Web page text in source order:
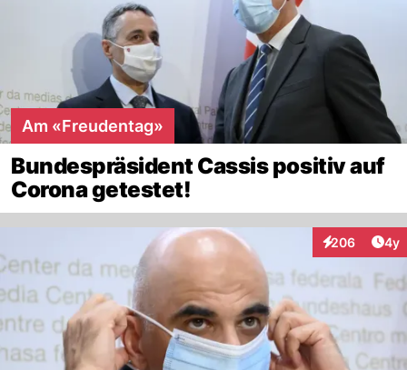
Am «Freudentag»
Bundespräsident Cassis positiv auf
Corona getestet!
206
Interaktionen
4y